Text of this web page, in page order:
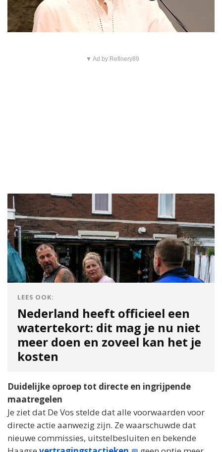
▼ Ad by Refinery89
LEES OOK:
Nederland heeft officieel een
watertekort: dit mag je nu niet
meer doen en zoveel kan het je
kosten
Duidelijke oproep tot directe en ingrijpende
maatregelen
Je ziet dat De Vos stelde dat alle voorwaarden voor
directe actie aanwezig zijn. Ze waarschuwde dat
nieuwe commissies, uitstelbesluiten en bekende